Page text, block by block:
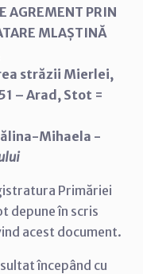
AGREMENT PRIN
MLAȘTINĂ
străzii Mierlei,
– Arad, Stot =
Mihaela -
Primăriei
depune în scris
acest document.
începând cu